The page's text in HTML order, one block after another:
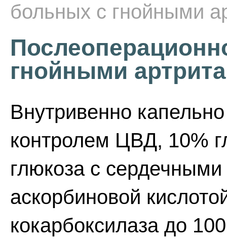
больных с гнойными
гнойными
Внутривенно
контролем ЦВД, 10%
глюкоза с
аскорбиновой
кокарбоксилаза до